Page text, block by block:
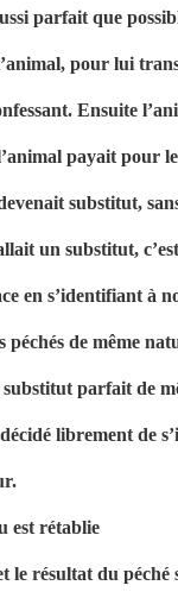
parfait que
pour lui
Ensuite
payait pour
substitut,
un substitut,
en s’identifiant à
de même
substitut parfait de
librement de
est rétablie
le résultat du péché